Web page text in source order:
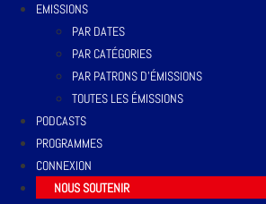
EMISSIONS
PAR DATES
PAR CATÉGORIES
PAR PATRONS D’ÉMISSIONS
TOUTES LES ÉMISSIONS
PODCASTS
PROGRAMMES
CONNEXION
NOUS SOUTENIR